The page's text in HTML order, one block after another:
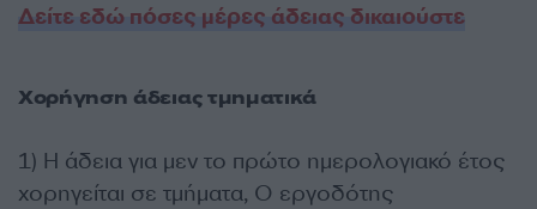
Δείτε εδώ πόσες μέρες άδειας δικαιούστε
Χορήγηση άδειας τμηματικά
1) Η άδεια για μεν το πρώτο ημερολογιακό έτος
χορηγείται σε τμήματα, Ο εργοδότης